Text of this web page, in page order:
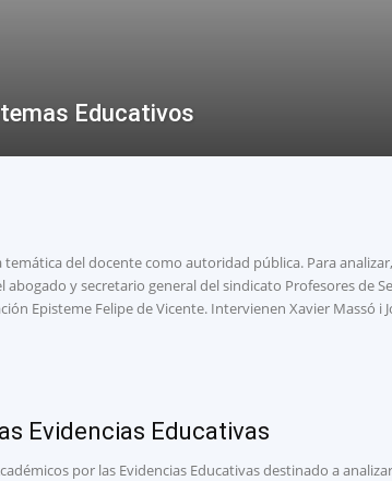
Educativos
del docente como autoridad pública. Para
y secretario general del sindicato Profesores de
Episteme Felipe de Vicente. Intervienen Xavier Massó i
Evidencias Educativas
por las Evidencias Educativas destinado a